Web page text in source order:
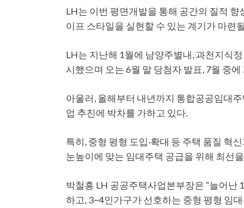
LH는 이번 평면개발을 통해 공간의 질적
이프 스타일을 실현할 수 있는 계기가 마련
LH는 지난해 1월에 남양주별내, 과천지식
시했으며 오는 6월 말 당첨자 발표, 7월 중
아울러, 올해부터 내년까지 통합공공임대
업 추진에 박차를 가하고 있다.
특히, 중형 평형 도입·확대 등 주택 품질 혁
눈높이에 맞는 임대주택 공급을 위해 최선
박철흥 LH 공공주택사업본부장은 “늘어난
하고, 3~4인가구가 선호하는 중형 평형 임